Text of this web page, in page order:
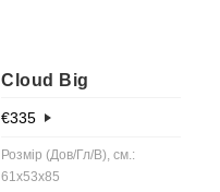
Cloud Big
€335
Розмір (Дов/Гл/В), см.:
61x53x85